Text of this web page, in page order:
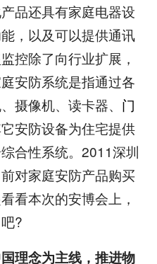
品还具有家庭电器设
，以及可以提供通讯
控除了向行业扩展，
安防系统是指通过各
摄像机、读卡器、 门
安防设备为住宅提供
合性系统。2011深圳
对家庭安防产品购买
看本次的安博会上，
?
理念为主线，推进物